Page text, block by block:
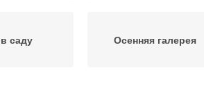
саду Осенняя галерея